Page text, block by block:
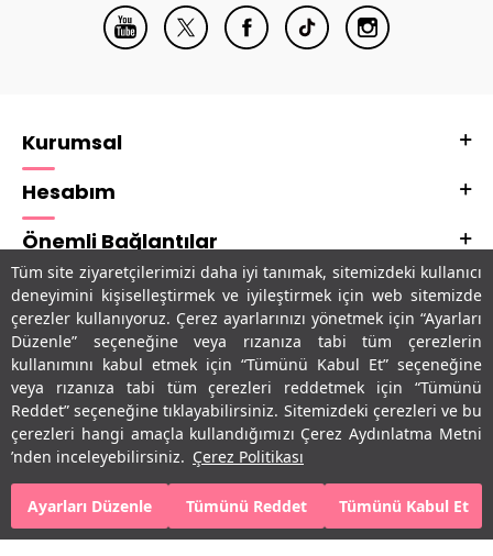
Tüm site ziyaretçilerimizi daha iyi tanımak, sitemizdeki kullanıcı
deneyimini kişiselleştirmek ve iyileştirmek için web sitemizde
çerezler kullanıyoruz. Çerez ayarlarınızı yönetmek için “Ayarları
Düzenle” seçeneğine veya rızanıza tabi tüm çerezlerin
kullanımını kabul etmek için “Tümünü Kabul Et” seçeneğine
veya rızanıza tabi tüm çerezleri reddetmek için “Tümünü
Reddet” seçeneğine tıklayabilirsiniz. Sitemizdeki çerezleri ve bu
çerezleri hangi amaçla kullandığımızı Çerez Aydınlatma Metni
’nden inceleyebilirsiniz. Çerez Politikası
Ayarları Düzenle Tümünü Reddet Tümünü Kabul Et
SEPETE EKLE HEMEN AL
Kurumsal
Hesabım
Önemli Bağlantılar
Adres & İletişim
Uygulamalarımız